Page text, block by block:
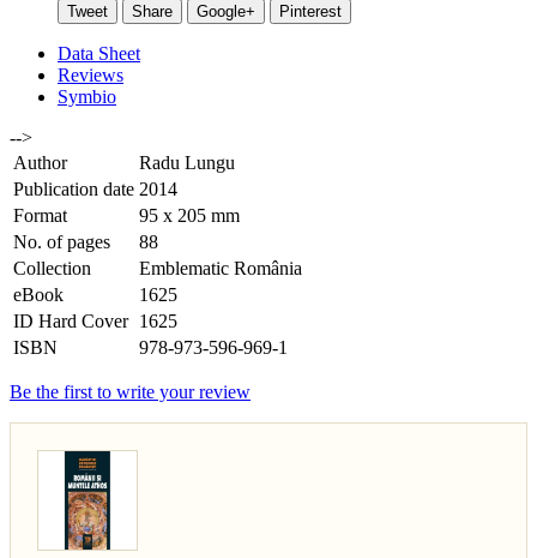
Tweet Share Google+ Pinterest
Data Sheet
Reviews
Symbio
-->
Author
Radu Lungu
Publication date 2014
Format
95 x 205 mm
No. of pages
88
Collection
Emblematic România
eBook
1625
ID Hard Cover 1625
ISBN
978-973-596-969-1
Be the first to write your review